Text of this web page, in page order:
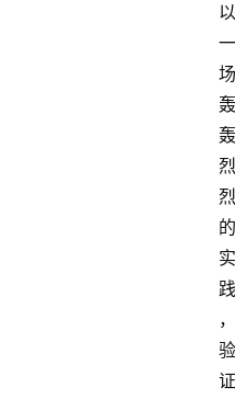
以
一
场
轰
轰
烈
烈
的
实
践
，
验
证